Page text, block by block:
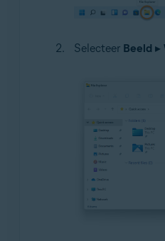
Selecteer Beeld ▸